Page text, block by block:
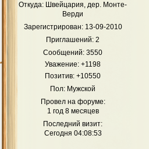
Откуда: Швейцария, дер. Монте-
Верди
Зарегистрирован: 13-09-2010
Приглашений: 2
Сообщений: 3550
Уважение: +1198
Позитив: +10550
Пол: Мужской
Провел на форуме:
1 год 8 месяцев
Последний визит:
Сегодня 04:08:53